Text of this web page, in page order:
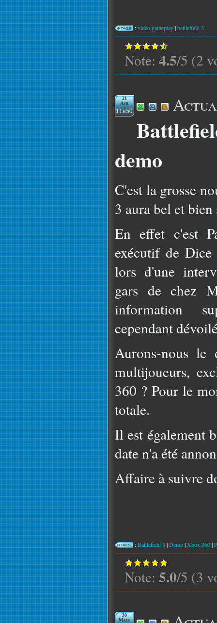
:vidéo gameplay|battlefield 3
Note: 4.5/5 (2
21
Avr
11h50
demo
C'est la grosse
3 aura bel et bien
En effet c'est
exécutif de
lors d'une
gars de chez
information
cependant
Aurons-nous
multijoueurs,
360 ? Pour le
totale.
Il est également
date n'a été
Affaire à suivre
:Battlefield 3 |Demo|Xbox 360|
Note: 5.0/5 (3
30
Mars